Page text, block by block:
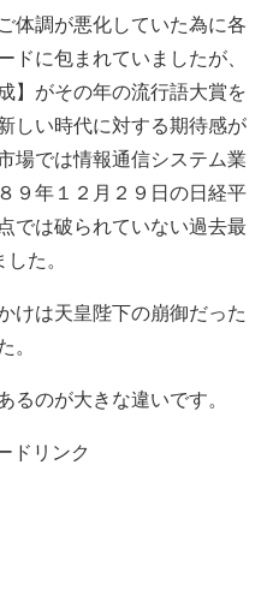
体調が悪化していた為に各
ドに包まれていましたが、
】がその年の流行語大賞を
しい時代に対する期待感が
場では情報通信システム業
９年１２月２９日の日経平
では破られていない過去最
た。
けは天皇陛下の崩御だった
。
るのが大きな違いです。
ドリンク